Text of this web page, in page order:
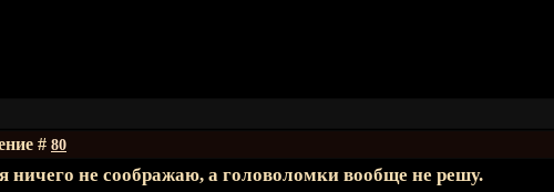
# 80
ничего не соображаю, а головоломки вообще не решу.